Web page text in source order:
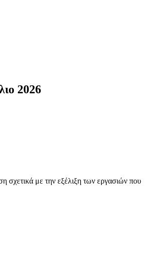
2026
σχετικά με την εξέλιξη των εργασιών που